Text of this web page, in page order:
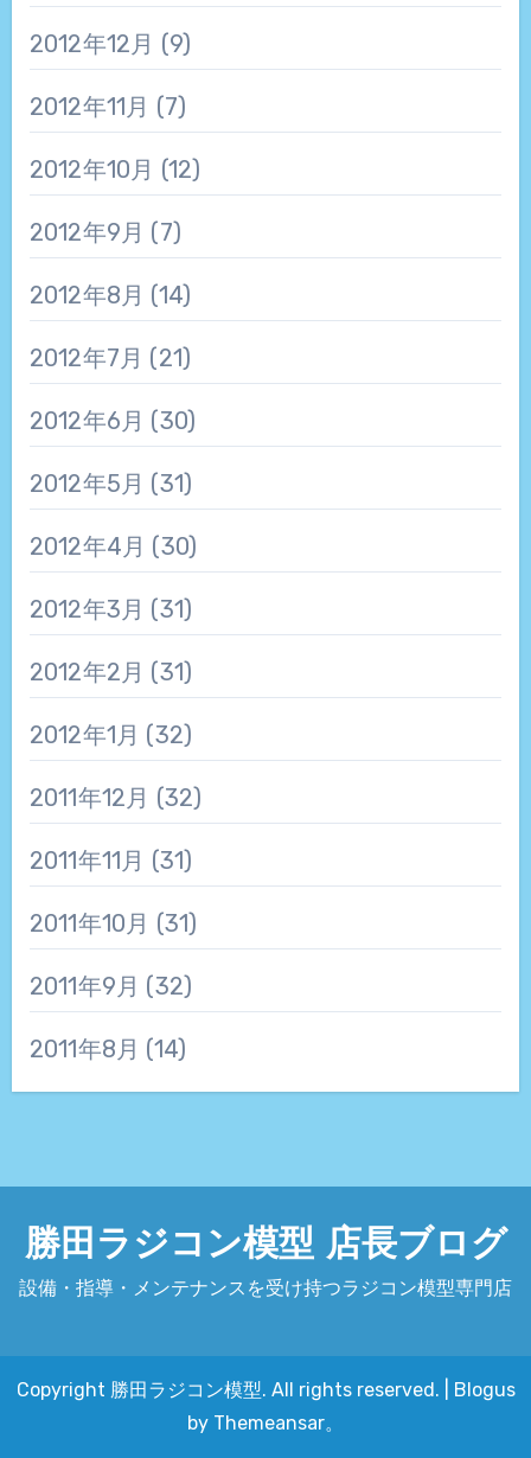
2012年12月 (9)
2012年11月 (7)
2012年10月 (12)
2012年9月 (7)
2012年8月 (14)
2012年7月 (21)
2012年6月 (30)
2012年5月 (31)
2012年4月 (30)
2012年3月 (31)
2012年2月 (31)
2012年1月 (32)
2011年12月 (32)
2011年11月 (31)
2011年10月 (31)
2011年9月 (32)
2011年8月 (14)
勝田ラジコン模型 店長ブログ
設備・指導・メンテナンスを受け持つラジコン模型専門店
Copyright 勝田ラジコン模型. All rights reserved.
Blogus
by Themeansar。